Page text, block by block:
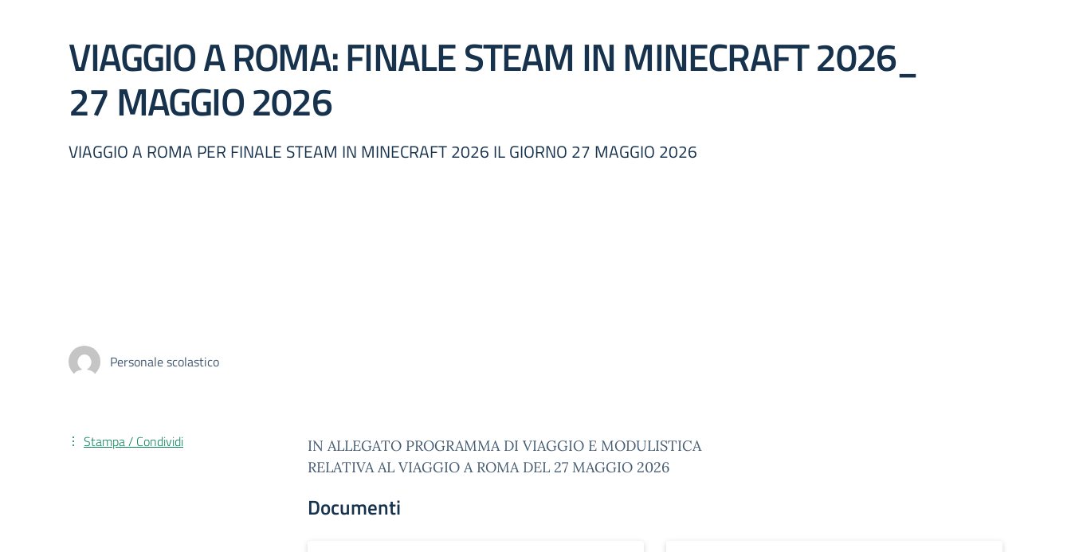
VIAGGIO A ROMA: FINALE STEAM IN MINECRAFT 2026_
27 MAGGIO 2026
VIAGGIO A ROMA PER FINALE STEAM IN MINECRAFT 2026 IL GIORNO 27 MAGGIO 2026
Personale scolastico
IN ALLEGATO PROGRAMMA DI VIAGGIO E MODULISTICA
RELATIVA AL VIAGGIO A ROMA DEL 27 MAGGIO 2026
Documenti
Stampa / Condividi